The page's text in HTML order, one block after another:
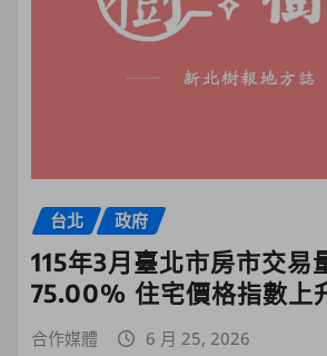
台北 政府
115年3月臺北市房市交易
75.00% 住宅價格指數上
合作媒體 6 月 25, 2026